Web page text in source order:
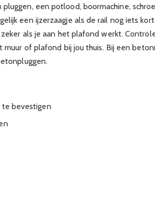
een potlood, boormachine,
een ijzerzaagje als de rail nog iets
als je aan het plafond werkt.
muur of plafond bij jou thuis. Bij een
te bevestigen